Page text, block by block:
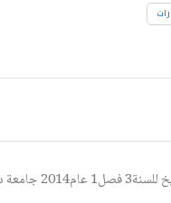
قسم لغة عربية